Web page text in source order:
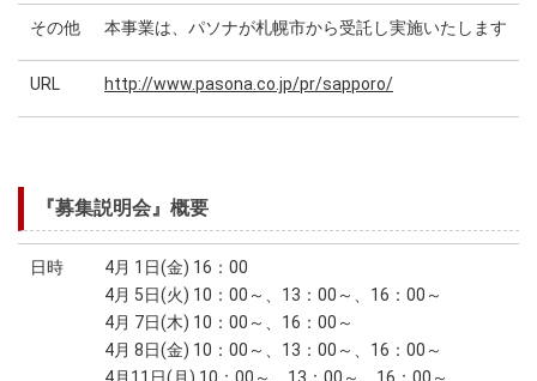
その他 本事業は、パソナが札幌市から受託し実施いたします
URL http://www.pasona.co.jp/pr/sapporo/
『募集説明会』概要
日時
4月 1日(金) 16：00
4月 5日(火) 10：00～、13：00～、16：00～
4月 7日(木) 10：00～、16：00～
4月 8日(金) 10：00～、13：00～、16：00～